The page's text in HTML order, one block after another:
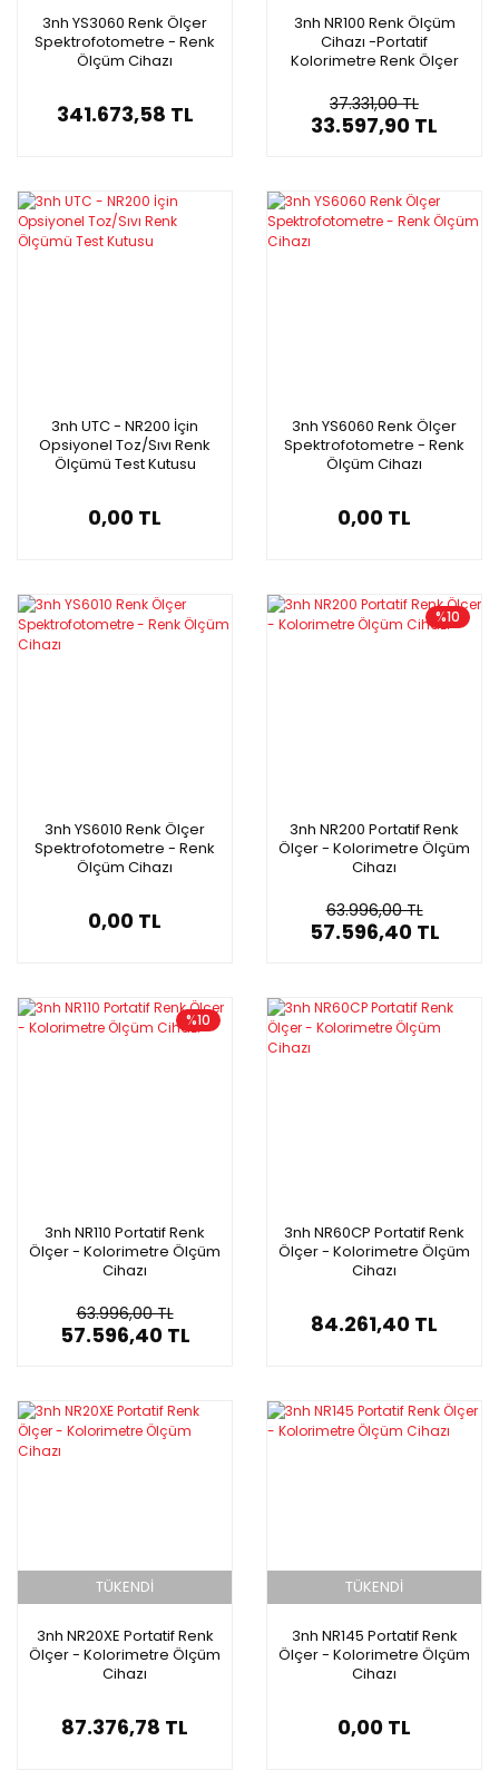
3nh YS3060 Renk Ölçer
Spektrofotometre - Renk
Ölçüm Cihazı
341.673,58 TL
3nh NR100 Renk Ölçüm
Cihazı -Portatif
Kolorimetre Renk Ölçer
37.331,00 TL
33.597,90 TL
3nh UTC - NR200 İçin
Opsiyonel Toz/Sıvı Renk
Ölçümü Test Kutusu
0,00 TL
3nh YS6060 Renk Ölçer
Spektrofotometre - Renk
Ölçüm Cihazı
0,00 TL
3nh YS6010 Renk Ölçer
Spektrofotometre - Renk
Ölçüm Cihazı
0,00 TL
%10
3nh NR200 Portatif Renk
Ölçer - Kolorimetre Ölçüm
Cihazı
63.996,00 TL
57.596,40 TL
%10
3nh NR110 Portatif Renk
Ölçer - Kolorimetre Ölçüm
Cihazı
63.996,00 TL
57.596,40 TL
3nh NR60CP Portatif Renk
Ölçer - Kolorimetre Ölçüm
Cihazı
84.261,40 TL
TÜKENDİ
3nh NR20XE Portatif Renk
Ölçer - Kolorimetre Ölçüm
Cihazı
87.376,78 TL
TÜKENDİ
3nh NR145 Portatif Renk
Ölçer - Kolorimetre Ölçüm
Cihazı
0,00 TL